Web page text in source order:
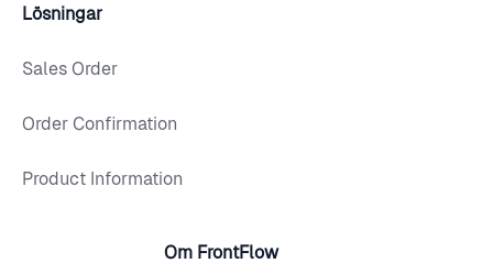
Lösningar
Sales Order
Order Confirmation
Product Information
Om FrontFlow